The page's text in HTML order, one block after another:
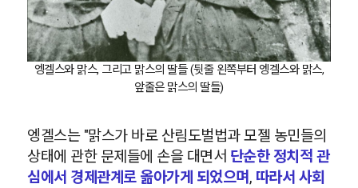
엥겔스와 맑스, 그리고 맑스의 딸들 (뒷줄 왼쪽부터 엥겔스와 맑스,
앞줄은 맑스의 딸들)
엥겔스는 "맑스가 바로 산림도벌법과 모젤 농민들의
상태에 관한 문제들에 손을 대면서 단순한 정치적 관
심에서 경제관계로 옮아가게 되었으며 , 따라서 사회